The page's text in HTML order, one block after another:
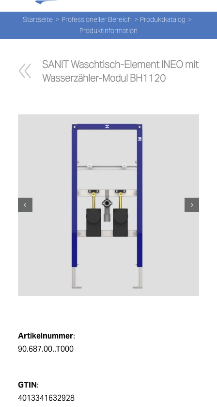
ÜBER
nach:
Startseite Professioneller Bereich
Produktkatalog
Produktinformation
SANIT Waschtisch-Element INEO mit
Wasserzähler-Modul BH1120
Artikelnummer:
90.687.00..T000
GTIN:
4013341632928